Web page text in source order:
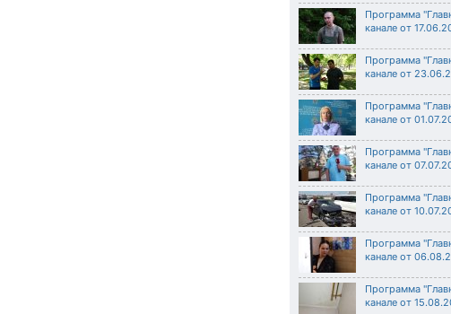
Программа
канале от
Программа
канале от
Программа
канале от
Программа
канале от
Программа
канале от
Программа
канале от
Программа
канале от